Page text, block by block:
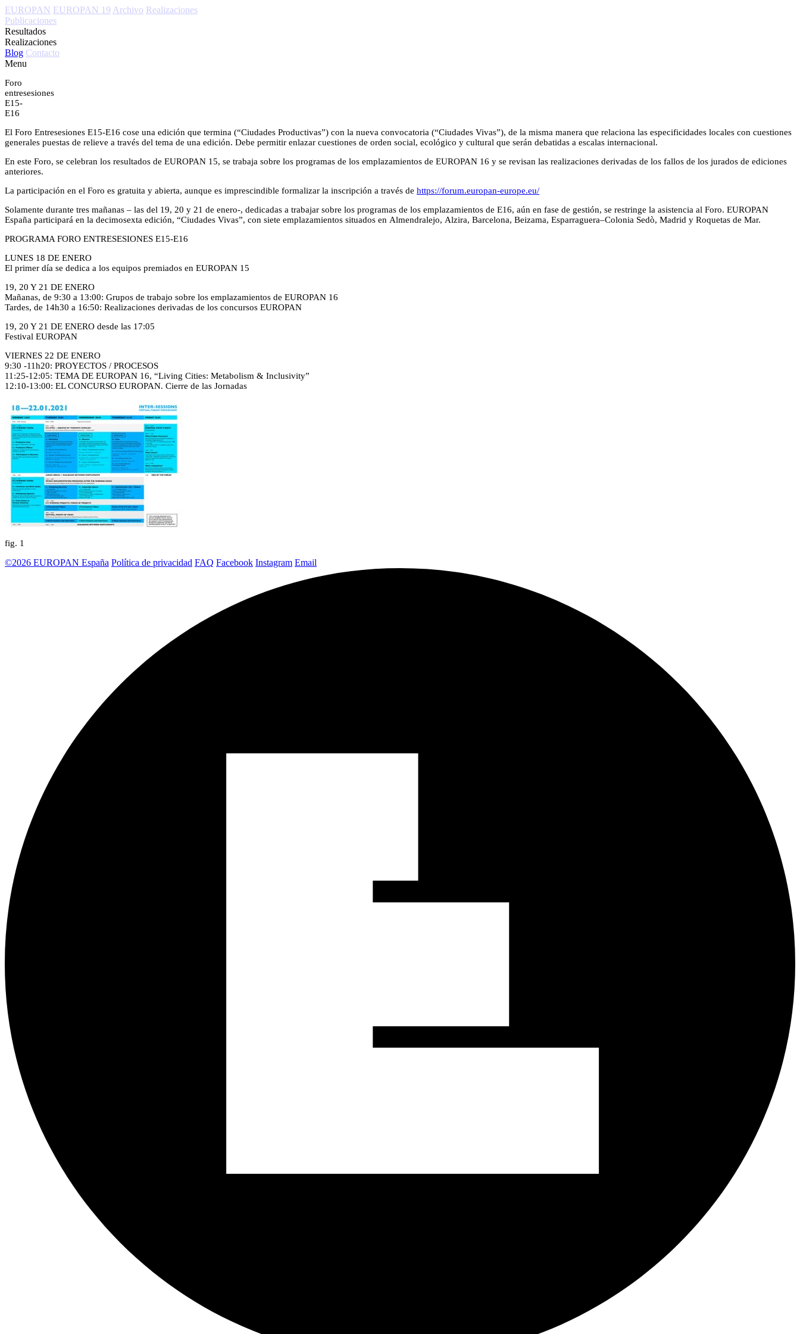
EUROPAN EUROPAN 19 Archivo Realizaciones
Publicaciones
Resultados
Realizaciones
Blog Contacto
Menu
Foro
entresesiones
E15-
E16
El Foro Entresesiones E15-E16 cose una edición que termina (“Ciudades Productivas”) con la nueva convocatoria (“Ciudades Vivas”), de la misma manera que relaciona las especificidades locales con cuestiones
generales puestas de relieve a través del tema de una edición. Debe permitir enlazar cuestiones de orden social, ecológico y cultural que serán debatidas a escalas internacional.
En este Foro, se celebran los resultados de EUROPAN 15, se trabaja sobre los programas de los emplazamientos de EUROPAN 16 y se revisan las realizaciones derivadas de los fallos de los jurados de ediciones
anteriores.
La participación en el Foro es gratuita y abierta, aunque es imprescindible formalizar la inscripción a través de https://forum.europan-europe.eu/
Solamente durante tres mañanas – las del 19, 20 y 21 de enero-, dedicadas a trabajar sobre los programas de los emplazamientos de E16, aún en fase de gestión, se restringe la asistencia al Foro. EUROPAN
España participará en la decimosexta edición, “Ciudades Vivas”, con siete emplazamientos situados en Almendralejo, Alzira, Barcelona, Beizama, Esparraguera–Colonia Sedò, Madrid y Roquetas de Mar.
PROGRAMA FORO ENTRESESIONES E15-E16
LUNES 18 DE ENERO
El primer día se dedica a los equipos premiados en EUROPAN 15
19, 20 Y 21 DE ENERO
Mañanas, de 9:30 a 13:00: Grupos de trabajo sobre los emplazamientos de EUROPAN 16
Tardes, de 14h30 a 16:50: Realizaciones derivadas de los concursos EUROPAN
19, 20 Y 21 DE ENERO desde las 17:05
Festival EUROPAN
VIERNES 22 DE ENERO
9:30 -11h20: PROYECTOS / PROCESOS
11:25-12:05: TEMA DE EUROPAN 16, “Living Cities: Metabolism & Inclusivity”
12:10-13:00: EL CONCURSO EUROPAN. Cierre de las Jornadas
fig. 1
©2026 EUROPAN España Política de privacidad FAQ Facebook Instagram Email